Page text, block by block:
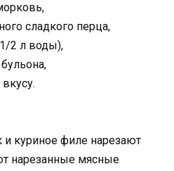
сладкого перца,
2 л воды),
и куриное филе нарезают
нарезанные мясные